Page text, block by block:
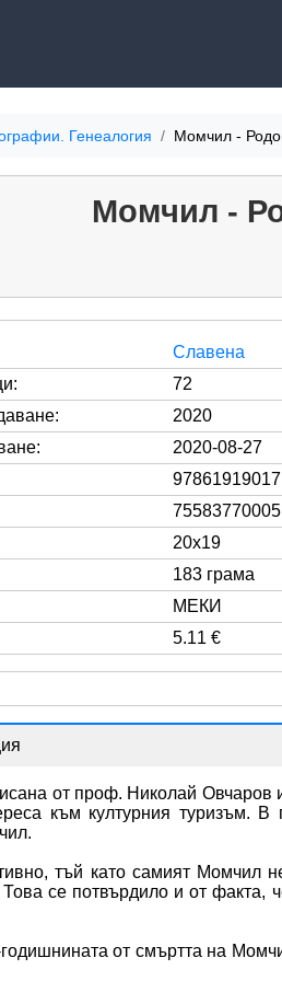
Генеалогия Момчил -
Момчил -
Славена
72
2020
2020-08-27
75583770005
20x19
183 грама
МЕКИ
5.11 €
от проф. Николай
към културния туризъм. В
тъй като самият Момчил
се потвърдило и от
от смъртта на